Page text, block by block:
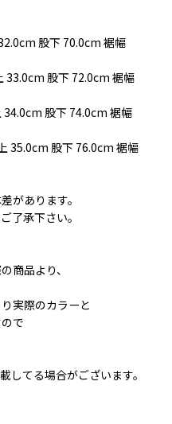
股下 70.0cm 裾幅
33.0cm 股下 72.0cm 裾幅
股下 74.0cm 裾幅
35.0cm 股下 76.0cm 裾幅
があります。
了承下さい。
商品より、
実際のカラーと
で
してる場合がございます。